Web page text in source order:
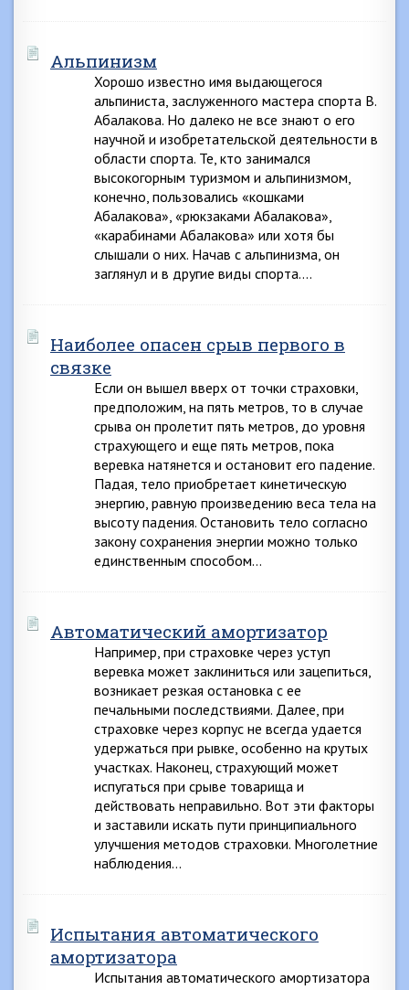
Альпинизм
Хорошо известно имя выдающегося
альпиниста, заслуженного мастера спорта В.
Абалакова. Но далеко не все знают о его
научной и изобретательской деятельности в
области спорта. Те, кто занимался
высокогорным туризмом и альпинизмом,
конечно, пользовались «кошками
Абалакова», «рюкзаками Абалакова»,
«карабинами Абалакова» или хотя бы
слышали о них. Начав с альпинизма, он
заглянул и в другие виды спорта….
Наиболее опасен срыв первого в
связке
Если он вышел вверх от точки страховки,
предположим, на пять метров, то в случае
срыва он пролетит пять метров, до уровня
страхующего и еще пять метров, пока
веревка натянется и остановит его падение.
Падая, тело приобретает кинетическую
энергию, равную произведению веса тела на
высоту падения. Остановить тело согласно
закону сохранения энергии можно только
единственным способом…
Автоматический амортизатор
Например, при страховке через уступ
веревка может заклиниться или зацепиться,
возникает резкая остановка с ее
печальными последствиями. Далее, при
страховке через корпус не всегда удается
удержаться при рывке, особенно на крутых
участках. Наконец, страхующий может
испугаться при срыве товарища и
действовать неправильно. Вот эти факторы
и заставили искать пути принципиального
улучшения методов страховки. Многолетние
наблюдения…
Испытания автоматического
амортизатора
Испытания автоматического амортизатора